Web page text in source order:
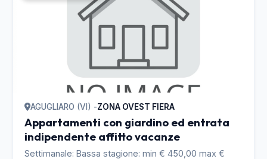
AGUGLIARO (VI) -ZONA OVEST FIERA
Appartamenti con giardino ed entrata
indipendente affitto vacanze
Settimanale: Bassa stagione: min € 450,00 max €